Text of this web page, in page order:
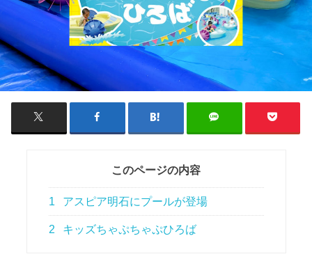
このページの内容
1 アスピア明石にプールが登場
2 キッズちゃぷちゃぷひろば